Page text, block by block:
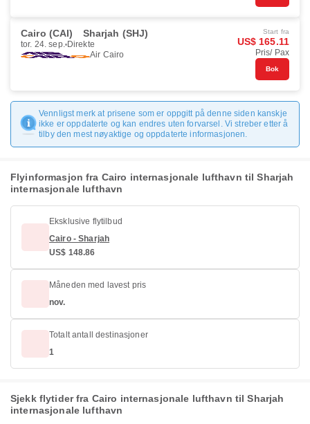
Cairo (CAI) Sharjah (SHJ)
tor. 24. sep. Direkte
Air Cairo
Start fra
US$ 165.11
Pris/ Pax
Bok
Vennligst merk at prisene som er oppgitt på denne siden kanskje
ikke er oppdaterte og kan endres uten forvarsel. Vi streber etter å
tilby den mest nøyaktige og oppdaterte informasjonen.
Flyinformasjon fra Cairo internasjonale lufthavn til Sharjah
internasjonale lufthavn
Eksklusive flytilbud
Cairo - Sharjah
US$ 148.86
Måneden med lavest pris
nov.
Totalt antall destinasjoner
1
Sjekk flytider fra Cairo internasjonale lufthavn til Sharjah
internasjonale lufthavn